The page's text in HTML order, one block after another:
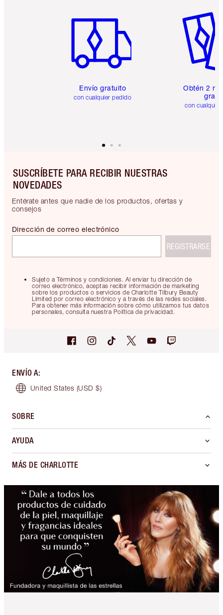
Envío gratuito
con cualquier pedido
Obtén 2
gratis
con
SUSCRÍBETE PARA RECIBIR NUESTRAS
NOVEDADES
Entérate antes que nadie de los productos, ofertas y
consejos
Sujeto a Términos y condiciones. Al enviar tu dirección de
correo electrónico, aceptas recibir información de marketing
sobre los productos o servicios de Charlotte Tilbury Beauty
Limited por correo electrónico y a través de las redes sociales.
Para obtener más información sobre cómo utilizamos tus datos
personales, consulta nuestra Política de privacidad.
Dirección de correo electrónico
REGISTRARSE
ENVÍO A:
United States (USD $)
SOBRE
AYUDA
MÁS DE CHARLOTTE